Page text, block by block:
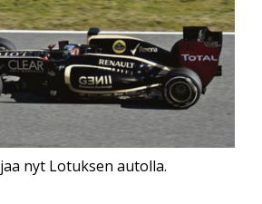
nyt Lotuksen autolla.